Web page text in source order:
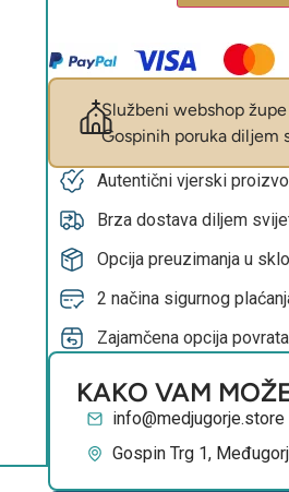
Službeni webshop
Gospinih poruka diljem
Autentični vjerski
Brza dostava diljem
Opcija preuzimanja u
2 načina sigurnog
Zajamčena opcija
KAKO VAM
info@medjugorje.store
Gospin Trg 1,